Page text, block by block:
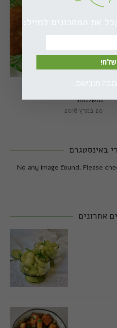
מושלמות
20 במרץ 2018
באינסטגרם
No any image found. Please
אחרונים
את המתכונים למייל:
שלח!
מגבישס.